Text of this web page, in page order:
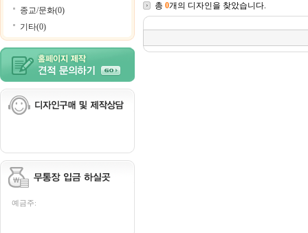
종교/문화(0)
기타(0)
예금주:
총 0개의 디자인을 찾았습니다.